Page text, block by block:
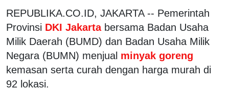
REPUBLIKA.CO.ID, JAKARTA -- Pemerintah
Provinsi DKI Jakarta bersama Badan Usaha
Milik Daerah (BUMD) dan Badan Usaha Milik
Negara (BUMN) menjual minyak goreng
kemasan serta curah dengan harga murah di
92 lokasi.